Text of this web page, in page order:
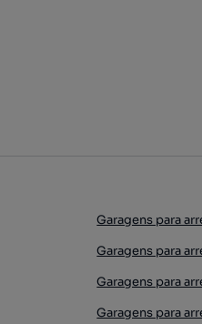
Garagens para
Garagens para
Garagens para
Garagens para